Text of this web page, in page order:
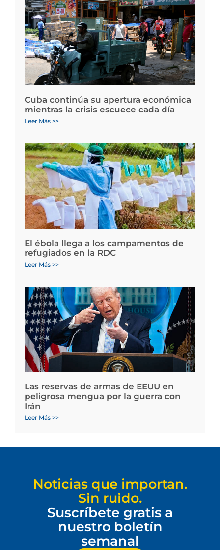
Cuba continúa su apertura económica
mientras la crisis escuece cada día
Leer Más >>
El ébola llega a los campamentos de
refugiados en la RDC
Leer Más >>
Las reservas de armas de EEUU en
peligrosa mengua por la guerra con
Irán
Leer Más >>
Noticias que importan.
Sin ruido.
Suscríbete gratis a
nuestro boletín
semanal